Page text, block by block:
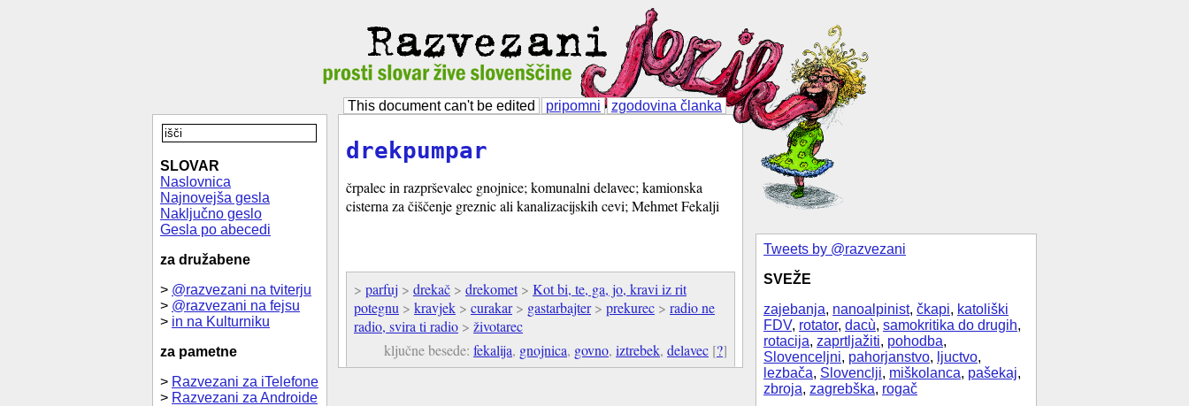
This document can't be edited pripomni zgodovina članka
Tweets by @razvezani
SVEŽE
zajebanja, nanoalpinist, čkapi, katoliški
FDV, rotator, dacù, samokritika do drugih,
rotacija, zaprtljažiti, pohodba,
Slovenceljni, pahorjanstvo, ljuctvo,
lezbača, Slovenclji, miškolanca, pašekaj,
zbroja, zagrebška, rogač
SLOVAR
Naslovnica
Najnovejša gesla
Naključno geslo
Gesla po abecedi
za družabene
> @razvezani na tviterju
> @razvezani na fejsu
> in na Kulturniku
za pametne
> Razvezani za iTelefone
> Razvezani za Androide
drekpumpar
črpalec in razprševalec gnojnice; komunalni delavec; kamionska
cisterna za čiščenje greznic ali kanalizacijskih cevi; Mehmet Fekalji
> parfuj > drekač > drekomet> Kot bi, te, ga, jo, kravi iz rit
potegnu > kravjek > curakar> gastarbajter> prekurec > radio ne
radio, svira ti radio > životarec
ključne besede: fekalija, gnojnica, govno, iztrebek, delavec [?]